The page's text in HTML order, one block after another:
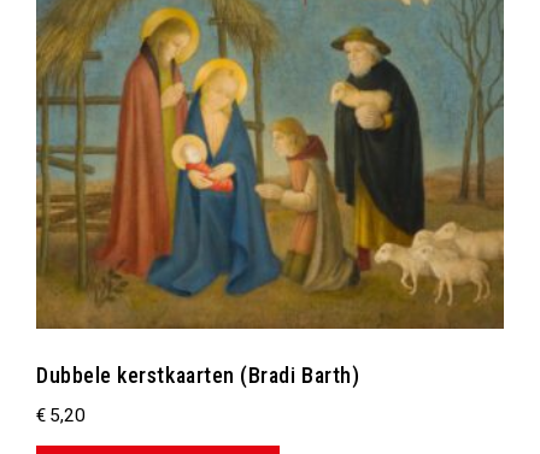
Dubbele kerstkaarten (Bradi Barth)
€ 5,20